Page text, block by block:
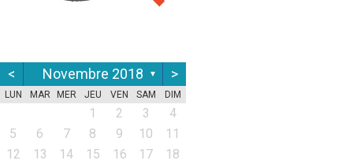
< Novembre 2018 ▼ >
LUN MAR MER JEU VEN SAM DIM
1 2 3
4
5
6 7 8 9 10
11
12
13 14 15 16 17
18